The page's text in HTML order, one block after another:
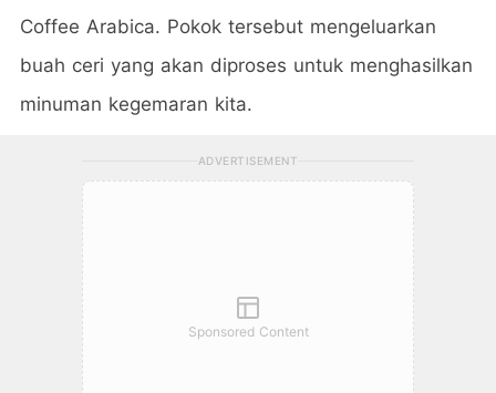
Coffee Arabica. Pokok tersebut mengeluarkan
buah ceri yang akan diproses untuk menghasilkan
minuman kegemaran kita.
ADVERTISEMENT
Sponsored Content